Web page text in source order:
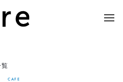
覧
CAFE